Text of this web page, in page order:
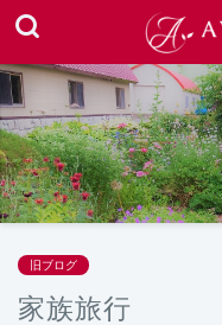
旧ブログ
家族旅行